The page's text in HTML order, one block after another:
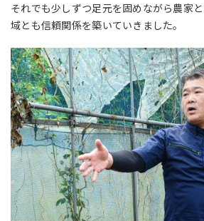
それでも少しずつ足元を固めながら農家
域とも信頼関係を築いていきました。